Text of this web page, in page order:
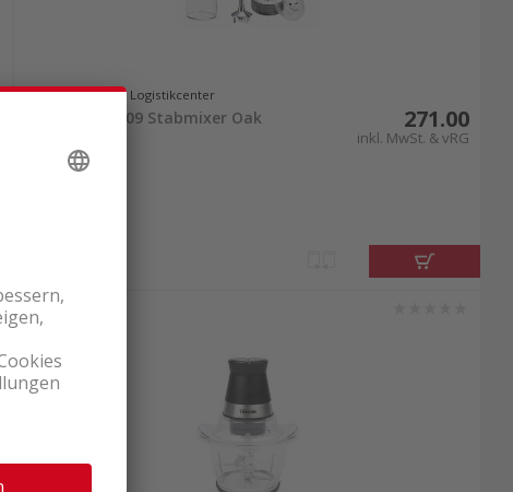
Lieferbar ab Logistikcenter
Bamix 1002.509 Stabmixer Oak
271.00
inkl. MwSt. & vRG